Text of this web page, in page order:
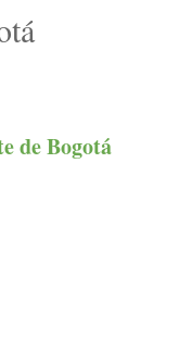
de Bogotá